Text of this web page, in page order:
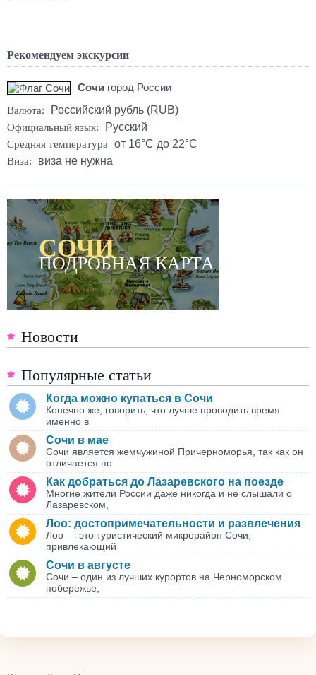
Рекомендуем экскурсии
Сочи город России
Валюта: Российский рубль (RUB)
Официальный язык: Русский
Средняя температура от 16°C до 22°C
Виза: виза не нужна
СОЧИ
ПОДРОБНАЯ КАРТА
Новости
Популярные статьи
Когда можно купаться в Сочи
Конечно же, говорить, что лучше проводить время
именно в
Сочи в мае
Сочи является жемчужиной Причерноморья, так как он
отличается по
Как добраться до Лазаревского на поезде
Многие жители России даже никогда и не слышали о
Лазаревском,
Лоо: достопримечательности и развлечения
Лоо — это туристический микрорайон Сочи,
привлекающий
Сочи в августе
Сочи – один из лучших курортов на Черноморском
побережье,